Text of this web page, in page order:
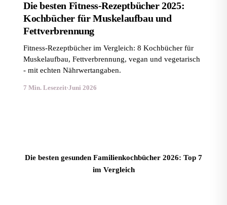
Die besten Fitness-Rezeptbücher 2025:
Kochbücher für Muskelaufbau und
Fettverbrennung
Fitness-Rezeptbücher im Vergleich: 8 Kochbücher für
Muskelaufbau, Fettverbrennung, vegan und vegetarisch
- mit echten Nährwertangaben.
7 Min. Lesezeit·Juni 2026
Die besten gesunden Familienkochbücher 2026: Top 7
im Vergleich